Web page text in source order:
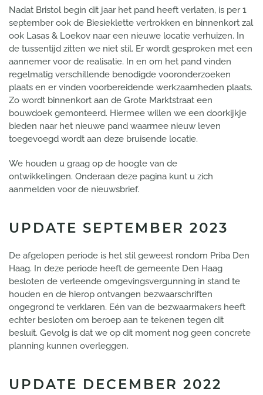
Nadat Bristol begin dit jaar het pand heeft verlaten, is per 1
september ook de Biesieklette vertrokken en binnenkort zal
ook Lasas & Loekov naar een nieuwe locatie verhuizen. In
de tussentijd zitten we niet stil. Er wordt gesproken met een
aannemer voor de realisatie. In en om het pand vinden
regelmatig verschillende benodigde vooronderzoeken
plaats en er vinden voorbereidende werkzaamheden plaats.
Zo wordt binnenkort aan de Grote Marktstraat een
bouwdoek gemonteerd. Hiermee willen we een doorkijkje
bieden naar het nieuwe pand waarmee nieuw leven
toegevoegd wordt aan deze bruisende locatie.
We houden u graag op de hoogte van de
ontwikkelingen. Onderaan deze pagina kunt u zich
aanmelden voor de nieuwsbrief.
UPDATE SEPTEMBER 2023
De afgelopen periode is het stil geweest rondom Priba Den
Haag. In deze periode heeft de gemeente Den Haag
besloten de verleende omgevingsvergunning in stand te
houden en de hierop ontvangen bezwaarschriften
ongegrond te verklaren. Eén van de bezwaarmakers heeft
echter besloten om beroep aan te tekenen tegen dit
besluit. Gevolg is dat we op dit moment nog geen concrete
planning kunnen overleggen.
UPDATE DECEMBER 2022